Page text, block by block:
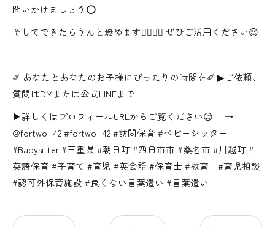
問いかけましょう⭕️
そしてできたらうんと褒めます👍🏻👍🏻 ぜひご活用ください😌
✐ あなたとあなたのお子様にぴったりの時間を✐ ▶ご依頼、
質問はDMまたは公式LINEまで
▶詳しくはプロフィールURLからご覧ください😊 →
@fortwo_42 #fortwo_42 #訪問保育 #ベビーシッター
#Babysitter #三重県 #朝日町 #四日市市 #桑名市 #川越町 #
英語保育 #子育て #育児 #英会話 #保育士 #教育 #育児相談
#認可外保育施設 #良くない言葉遣い #言葉遣い